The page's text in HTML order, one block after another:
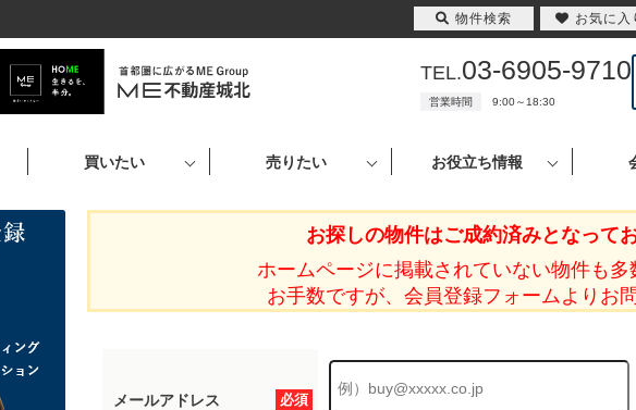
TEL.03-6905-9710
営業時間 9:00～18:30
買いたい 売りたい お役立ち情報
お探しの物件はご成約済みとなってお
ホームページに掲載されていない物件も多
お手数ですが、会員登録フォームよりお
必須
メールアドレス
物件検索 お気に入